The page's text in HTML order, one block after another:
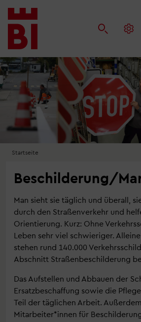
Inhalt
anspringen
Menü
anspringen
Suche
anspringen
Startseite
Beschilderung/
Man sieht sie täglich und überall,
durch den Straßenverkehr und
Orientierung. Kurz: Ohne
Leben sehr viel schwieriger.
stehen rund 140.000
Abschnitt Straßenbeschilderung
Das Aufstellen und Abbauen der
Ersatzbeschaffung sowie die
Teil der täglichen Arbeit.
Mitarbeiter*innen für